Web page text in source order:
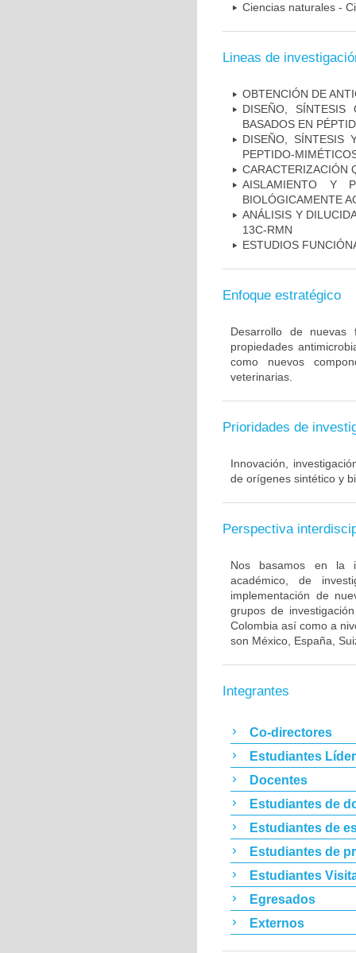
Ciencias naturales -
Lineas de
OBTENCIÓN DE
DISEÑO, SÍNTESIS
BASADOS EN
DISEÑO, SÍNTESIS
PEPTIDO-
CARACTERIZACIÓN
AISLAMIENTO Y
BIOLÓGICAMENTE
ANÁLISIS Y
13C-RMN
ESTUDIOS
Enfoque estratégico
Desarrollo de nuevas
propiedades
como nuevos
veterinarias.
Prioridades de
Innovación,
de orígenes sintético y
Perspectiva
Nos basamos en la
académico, de
implementación de
grupos de
Colombia así como a
son México, España,
Integrantes
Co-directores
Estudiantes
Docentes
Estudiantes de
Estudiantes de
Estudiantes de
Estudiantes
Egresados
Externos